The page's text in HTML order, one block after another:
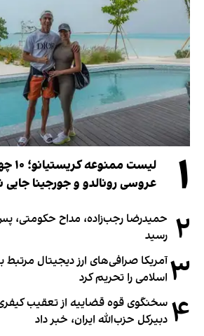
۱
عروسی رونالدو و جورجینا جایی
۲ حمیدرضا رجب‌زاده، مداح حکومتی،
رسید
۳آمریکا صرافی‌های ارز دیجیتال
اسلامی را تحریم کرد
۴ سخنگوی قوه قضاییه از تعقیب
دبیر‌کل حزب‌الله ایران، خبر داد